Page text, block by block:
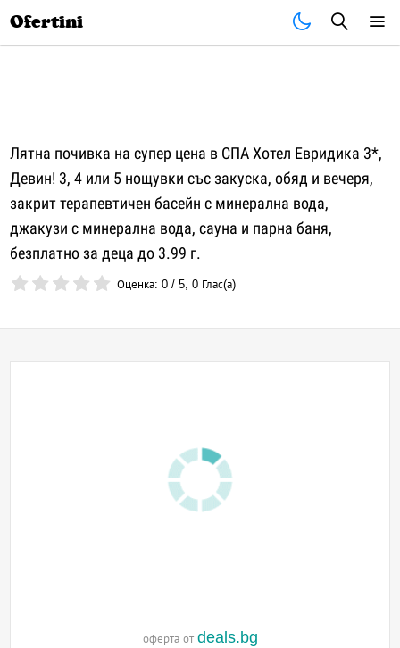
Ofertini
Лятна почивка на супер цена в СПА Хотел Евридика 3*,
Девин! 3, 4 или 5 нощувки със закуска, обяд и вечеря,
закрит терапевтичен басейн с минерална вода,
джакузи с минерална вода, сауна и парна баня,
безплатно за деца до 3.99 г.
Оценка:0 /5,0 Глас(а)
оферта от deals.bg